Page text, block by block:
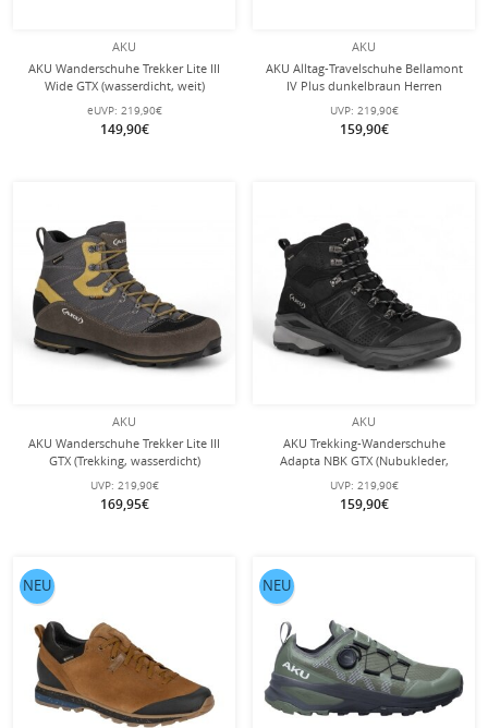
AKU
AKU Wanderschuhe Trekker Lite III
Wide GTX (wasserdicht, weit)
dunkelbraun/mustard Herren
eUVP: 219,90€
149,90€
AKU
AKU Alltag-Travelschuhe Bellamont
IV Plus dunkelbraun Herren
UVP: 219,90€
159,90€
AKU
AKU Wanderschuhe Trekker Lite III
GTX (Trekking, wasserdicht)
dunkelgrau/mustardgelb Herren
UVP: 219,90€
169,95€
AKU
AKU Trekking-Wanderschuhe
Adapta NBK GTX (Nubukleder,
wasserdicht) schwarz Herren
UVP: 219,90€
159,90€
NEU NEU